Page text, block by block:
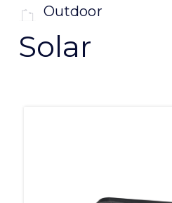
Outdoor
Solar